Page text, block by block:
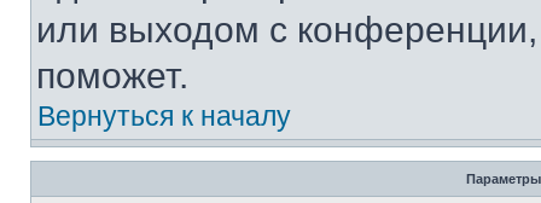
или выходом с
поможет.
Вернуться к началу
Параметры